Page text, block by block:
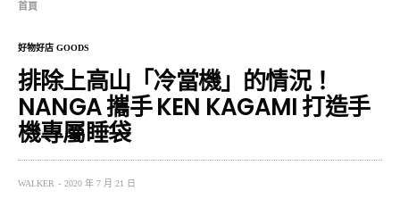
首頁
好物好店 GOODS
排除上高山「冷當機」的情況！
NANGA 攜手 KEN KAGAMI 打造手
機專屬睡袋
WALKER 2020 年 7 月 21 日